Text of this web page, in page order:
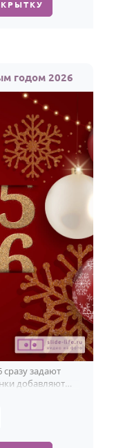
годом 2026
задают
добавляют